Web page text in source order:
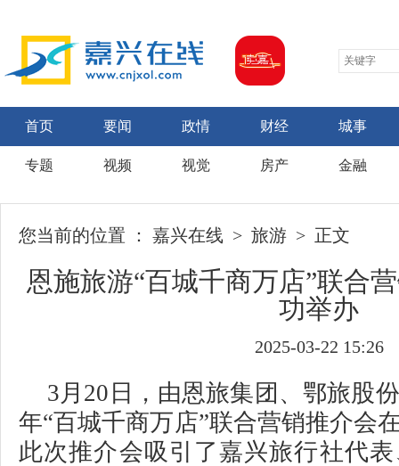
首页 要闻 政情 财经 城事
专题 视频 视觉 房产 金融
您当前的位置 ： 嘉兴在线 > 旅游 > 正文
恩施旅游“百城千商万店”联合
功举办
2025-03-22 15:26
3月20日，由恩旅集团、鄂旅股
年“百城千商万店”联合营销推介会
此次推介会吸引了嘉兴旅行社代